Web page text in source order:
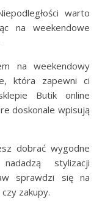
warto
na weekendowe
na weekendowy
która zapewni ci
Butik online
doskonale wpisują
dobrać wygodne
stylizacji
sprawdzi się na
zakupy.